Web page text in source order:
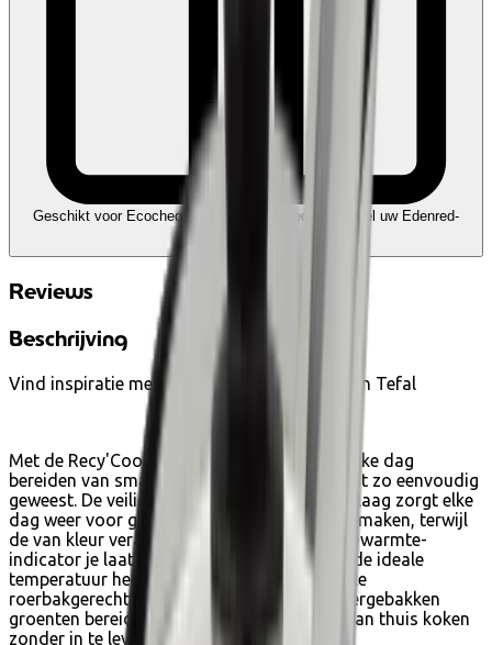
Geschikt voor Ecocheques en Cadeaucheques
Koppel uw Edenred-
Reviews
Beschrijving
Vind inspiratie met de Recy'Cook wokpan van Tefal
Met de Recy'Cook wokpan van Tefal is het elke dag
bereiden van smakelijke maaltijden nog nooit zo eenvoudig
geweest. De veilige en duurzame antiaanbaklaag zorgt elke
dag weer voor gemakkelijk koken en schoonmaken, terwijl
de van kleur veranderende Thermo-Signal™-warmte-
indicator je laat weten wanneer de wokpan de ideale
temperatuur heeft bereikt. Of je nu smakelijke
roerbakgerechten, Aziatische noedels of roergebakken
groenten bereidt, ontdek de veelzijdigheid van thuis koken
zonder in te leveren op smaak.